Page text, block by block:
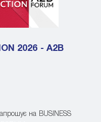
2026 - A2B
на BUSINESS